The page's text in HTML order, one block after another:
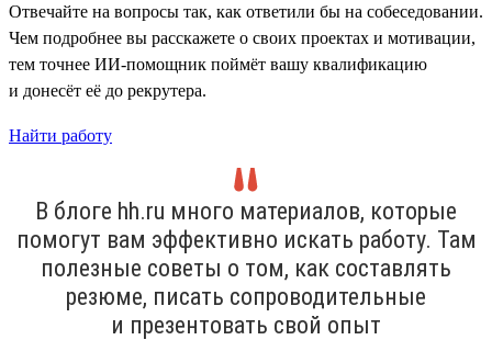
Отвечайте на вопросы так, как ответили бы на собеседовании.
Чем подробнее вы расскажете о своих проектах и мотивации,
тем точнее ИИ-помощник поймёт вашу квалификацию
и донесёт её до рекрутера.
Найти работу
В блоге hh.ru много материалов, которые
помогут вам эффективно искать работу. Там
полезные советы о том, как составлять
резюме, писать сопроводительные
и презентовать свой опыт